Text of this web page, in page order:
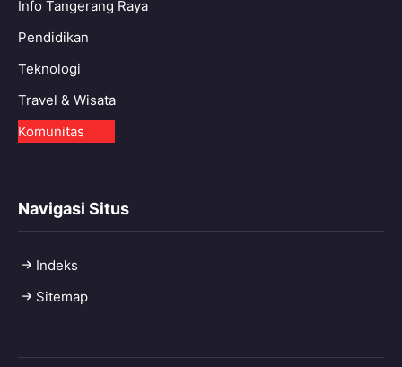
Info Tangerang Raya
Pendidikan
Teknologi
Travel & Wisata
Komunitas
Navigasi Situs
Indeks
Sitemap